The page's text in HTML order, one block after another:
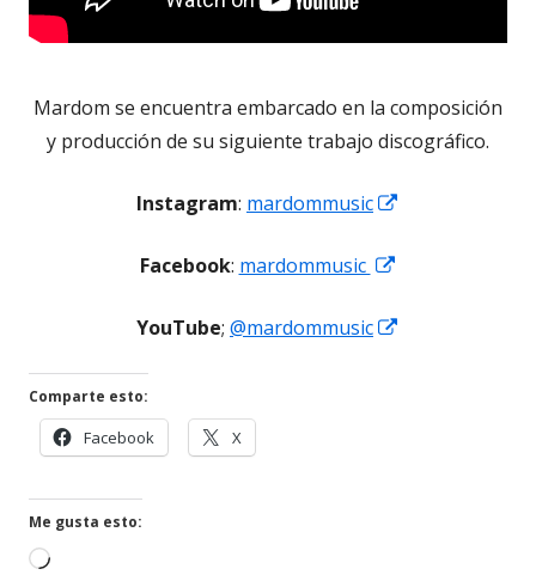
Mardom se encuentra embarcado en la composición
y producción de su siguiente trabajo discográfico.
Instagram: mardommusic
Facebook: mardommusic
una
YouTube; @mardommusic
Comparte esto:
Facebook
en
X
en
Me gusta esto:
Cargando...